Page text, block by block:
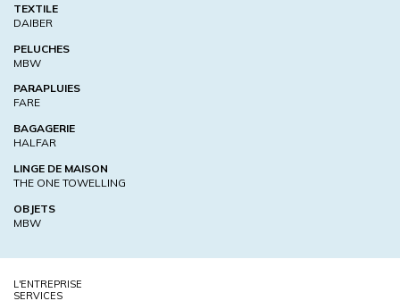
TEXTILE
DAIBER
PELUCHES
MBW
PARAPLUIES
FARE
BAGAGERIE
HALFAR
LINGE DE MAISON
THE ONE TOWELLING
OBJETS
MBW
L'ENTREPRISE
SERVICES